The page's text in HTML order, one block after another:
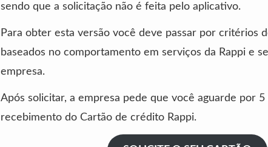
sendo que a solicitação não é feita pelo aplicativo.
Para obter esta versão você deve passar por critérios
baseados no comportamento em serviços da Rappi e
empresa.
Após solicitar, a empresa pede que você aguarde por
recebimento do Cartão de crédito Rappi.